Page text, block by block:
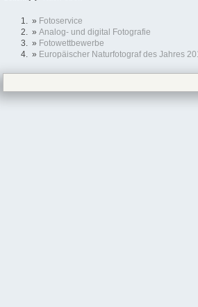
» Fotoservice
» Analog- und digital Fotografie
» Fotowettbewerbe
» Europäischer Naturfotograf des Jahres